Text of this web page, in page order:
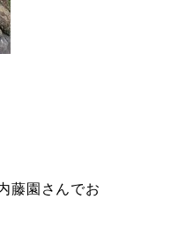
藤園さんでお